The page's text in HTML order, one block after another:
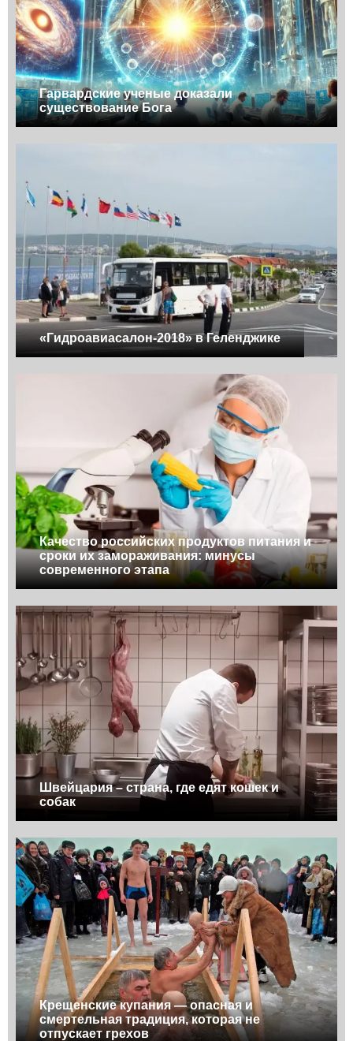
Гарвардские ученые доказали
существование Бога
«Гидроавиасалон-2018» в Геленджике
Качество российских продуктов питания и
сроки их замораживания: минусы
современного этапа
Швейцария – страна, где едят кошек и
собак
Крещенские купания — опасная и
смертельная традиция, которая не
отпускает грехов